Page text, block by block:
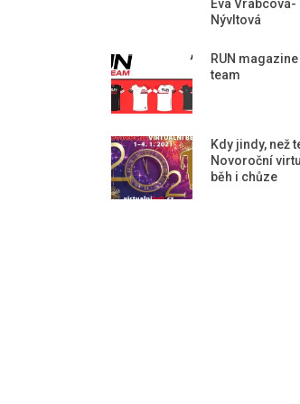
Eva Vrabcová-
Nývltová
RUN magazine
team
Kdy jindy, než
Novoroční
běh i chůze